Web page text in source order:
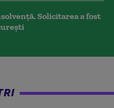
Solicitarea a fost